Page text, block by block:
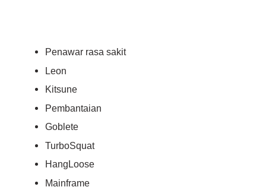
Penawar rasa sakit
Leon
Kitsune
Pembantaian
Goblete
TurboSquat
HangLoose
Mainframe